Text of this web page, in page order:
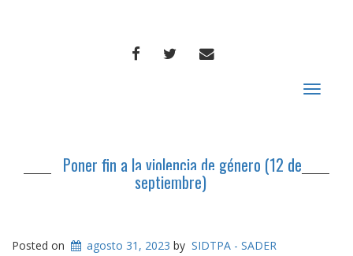
FACEBOOKTWITTERCORREO
Toggle
Poner fin a la violencia de género (12 de
septiembre)
Posted on agosto 31, 2023 by SIDTPA - SADER